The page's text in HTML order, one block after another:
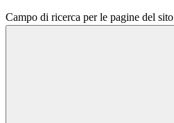
Campo di ricerca per le pagine del sito